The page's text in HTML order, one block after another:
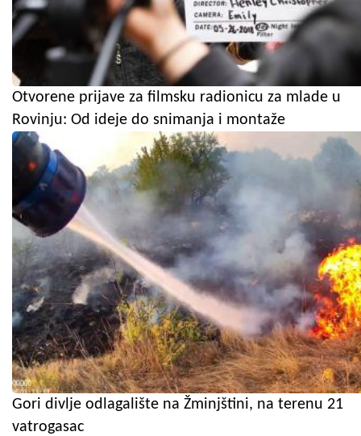
Otvorene prijave za filmsku radionicu za mlade u
Rovinju: Od ideje do snimanja i montaže
Gori divlje odlagalište na Žminjštini, na terenu 21
vatrogasac